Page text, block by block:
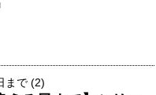
まで (2)